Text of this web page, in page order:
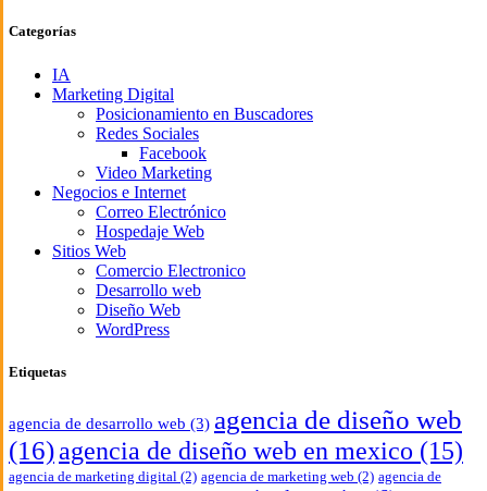
Categorías
IA
Marketing Digital
Posicionamiento en Buscadores
Redes Sociales
Facebook
Video Marketing
Negocios e Internet
Correo Electrónico
Hospedaje Web
Sitios Web
Comercio Electronico
Desarrollo web
Diseño Web
WordPress
Etiquetas
agencia de desarrollo web (3) agencia de diseño web
(16)agencia de diseño web en mexico (15)
agencia de marketing digital (2) agencia de marketing web (2) agencia de